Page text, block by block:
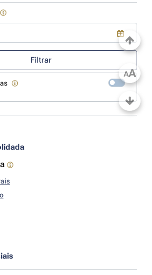
para baixo para abrir o calendário; Use as
Filtrar
AA